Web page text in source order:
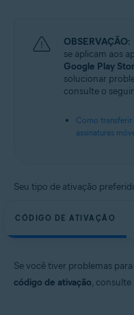
OBSERVAÇÃO:
se aplicam aos
Google Play
solucionar
consulte o
Como transferir
assinaturas
Seu tipo de ativação
CÓDIGO DE ATIVAÇÃO
Se você tiver problemas
código de ativação, consulte